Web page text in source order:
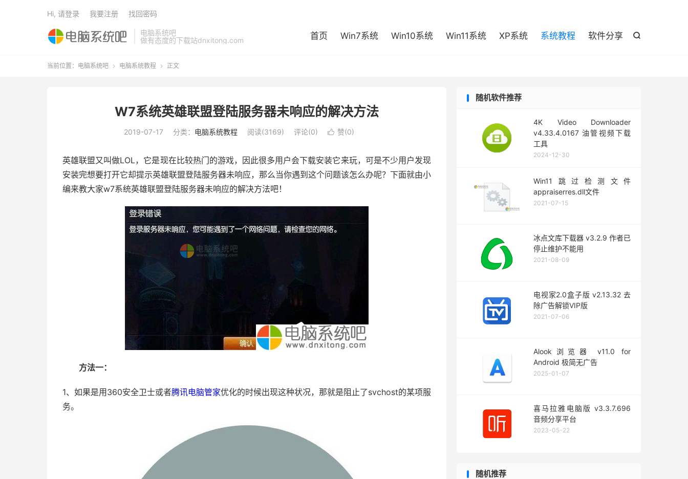
电脑系统吧
做有态度的下载站dnxitong.com

首页 Win7系统 Win10系统 Win11系统 XP系统 系统教程 软件分享
Hi, 请登录 我要注册 找回密码
当前位置： 电脑系统吧  电脑系统教程  正文
W7系统英雄联盟登陆服务器未响应的解决方法
2019-07-17 分类： 电脑系统教程 阅读(3169) 评论(0)  赞(0)
英雄联盟又叫做LOL，它是现在比较热门的游戏，因此很多用户会下载安装它来玩，可是不少用户发现
安装完想要打开它却提示英雄联盟登陆服务器未响应，那么当你遇到这个问题该怎么办呢？下面就由小
编来教大家w7系统英雄联盟登陆服务器未响应的解决方法吧！
方法一：
1、如果是用360安全卫士或者腾讯电脑管家优化的时候出现这种状况，那就是阻止了svchost的某项服
务。
随机软件推荐
4K Video Downloader
v4.33.4.0167 油管视频下载
工具
2024-12-30
Win11跳过检测文件
appraiserres.dll文件
2021-07-15
冰点文库下载器 v3.2.9 作者已
停止维护不能用
2021-08-09
电视家2.0盒子版 v2.13.32 去
除广告解锁VIP版
2021-07-06
Alook浏览器 v11.0 for
Android 极简无广告
2025-01-07
喜马拉雅电脑版 v3.3.7.696
音频分享平台
2023-05-22
随机推荐